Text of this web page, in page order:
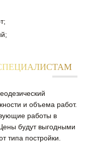
и объема работ.
работы в
будут выгодными
типа постройки.